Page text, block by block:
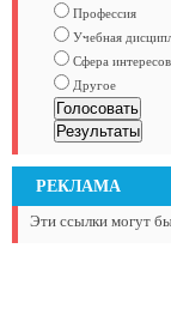
Профессия
Учебная
Сфера интересов
Другое
РЕКЛАМА
Эти ссылки могут